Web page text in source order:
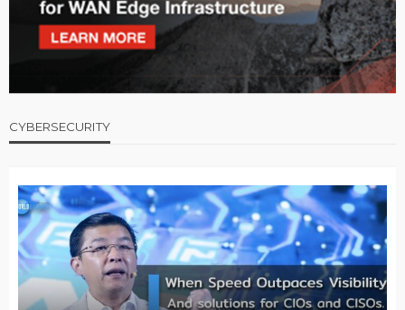
CYBERSECURITY